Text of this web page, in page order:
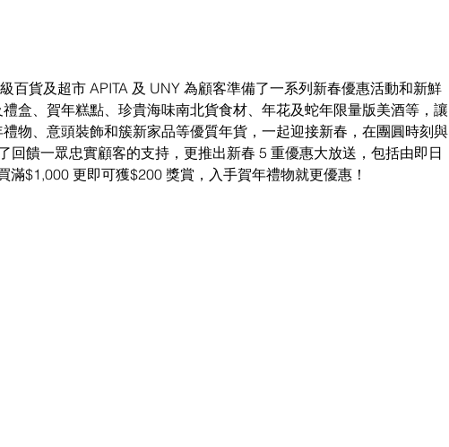
百貨及超市 APITA 及 UNY 為顧客準備了一系列新春優惠活動和新鮮
盒、賀年糕點、珍貴海味南北貨食材、年花及蛇年限量版美酒等，讓
物、意頭裝飾和簇新家品等優質年貨，一起迎接新春，在團圓時刻與
回饋一眾忠實顧客的支持，更推出新春 5 重優惠大放送，包括由即日
滿$1,000 更即可獲$200 獎賞，入手賀年禮物就更優惠！